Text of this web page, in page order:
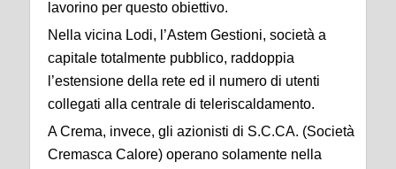
lavorino per questo obiettivo.
Nella vicina Lodi, l’Astem Gestioni, società a
capitale totalmente pubblico, raddoppia
l’estensione della rete ed il numero di utenti
collegati alla centrale di teleriscaldamento.
A Crema, invece, gli azionisti di S.C.CA. (Società
Cremasca Calore) operano solamente nella